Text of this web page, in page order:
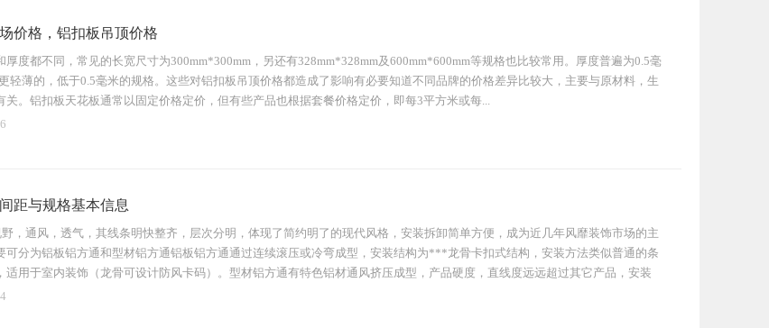
价格，铝扣板吊顶价格
厚度都不同，常见的长宽尺寸为300mm*300mm，另还有328mm*328mm及600mm*600mm等规格也比较常用。厚度普遍为0.5毫
轻薄的，低于0.5毫米的规格。这些对铝扣板吊顶价格都造成了影响有必要知道不同品牌的价格差异比较大，主要与原材料，生
关。铝扣板天花板通常以固定价格定价，但有些产品也根据套餐价格定价，即每3平方米或每...
距与规格基本信息
，通风，透气，其线条明快整齐，层次分明，体现了简约明了的现代风格，安装拆卸简单方便，成为近几年风靡装饰市场的主
可分为铝板铝方通和型材铝方通铝板铝方通通过连续滚压或冷弯成型，安装结构为***龙骨卡扣式结构，安装方法类似普通的条
适用于室内装饰（龙骨可设计防风卡码）。型材铝方通有特色铝材通风挤压成型，产品硬度，直线度远远超过其它产品，安装